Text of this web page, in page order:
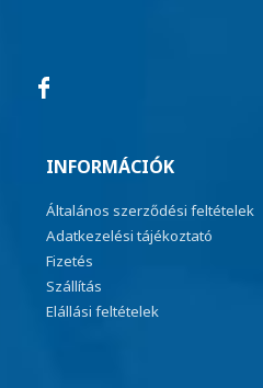
INFORMÁCIÓK
Általános szerződési feltételek
Adatkezelési tájékoztató
Fizetés
Szállítás
Elállási feltételek